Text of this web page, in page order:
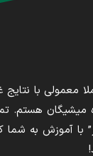
با نتایج
میشیگان هستم.
با آموزش به